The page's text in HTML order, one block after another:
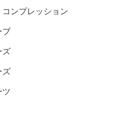
ンプレッション
ブ
ズ
ズ
ツ